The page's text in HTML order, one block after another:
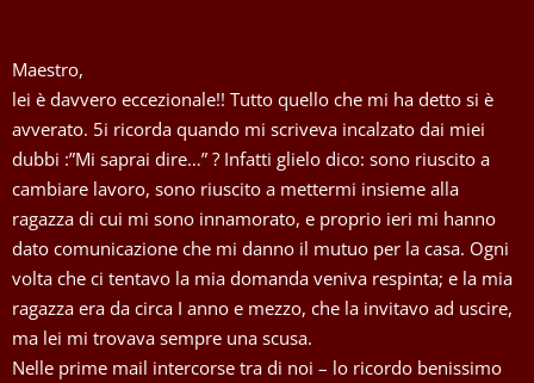
Maestro,
lei è davvero eccezionale!! Tutto quello che mi ha detto si è
avverato. 5i ricorda quando mi scriveva incalzato dai miei
dubbi :”Mi saprai dire…” ? Infatti glielo dico: sono riuscito a
cambiare lavoro, sono riuscito a mettermi insieme alla
ragazza di cui mi sono innamorato, e proprio ieri mi hanno
dato comunicazione che mi danno il mutuo per la casa. Ogni
volta che ci tentavo la mia domanda veniva respinta; e la mia
ragazza era da circa I anno e mezzo, che la invitavo ad uscire,
ma lei mi trovava sempre una scusa.
Nelle prime mail intercorse tra di noi – lo ricordo benissimo